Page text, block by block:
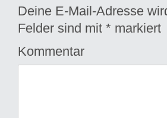
Deine E-Mail-Adresse
Felder sind mit * markiert
Kommentar